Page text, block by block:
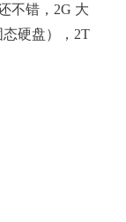
不错，2G 大
态硬盘），2T